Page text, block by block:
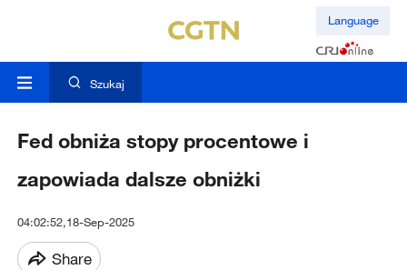
Language
Szukaj
Fed obniża stopy procentowe i
zapowiada dalsze obniżki
04:02:52,18-Sep-2025
Share